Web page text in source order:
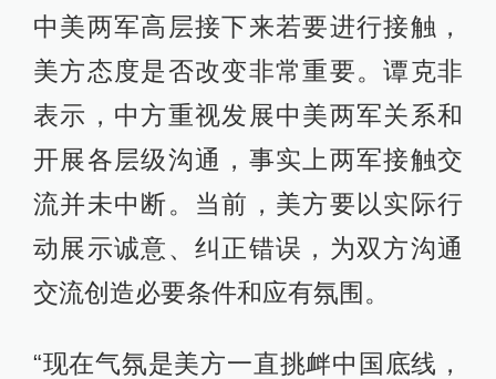
中美两军高层接下来若要进行接触，
美方态度是否改变非常重要。谭克非
表示，中方重视发展中美两军关系和
开展各层级沟通，事实上两军接触交
流并未中断。当前，美方要以实际行
动展示诚意、纠正错误，为双方沟通
交流创造必要条件和应有氛围。
“现在气氛是美方一直挑衅中国底线，